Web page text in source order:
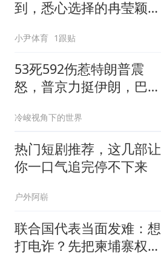
到，悉心选择的冉莹颖，
小尹体育 1跟贴
53死592伤惹特朗普震
怒，普京力挺伊朗，巴恐
冷峻视角下的世界
热门短剧推荐，这几部让
你一口气追完停不下来
户外阿崭
联合国代表当面发难：想
打电诈？先把柬埔寨权贵